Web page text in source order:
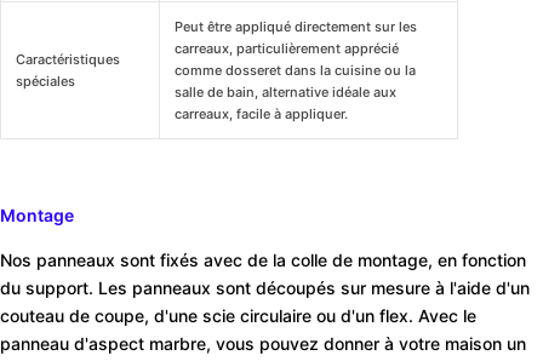
Caractéristiques
spéciales
Peut être appliqué directement sur les
carreaux, particulièrement apprécié
comme dosseret dans la cuisine ou la
salle de bain, alternative idéale aux
carreaux, facile à appliquer.
Montage
Nos panneaux sont fixés avec de la colle de montage, en fonction
du support. Les panneaux sont découpés sur mesure à l'aide d'un
couteau de coupe, d'une scie circulaire ou d'un flex. Avec le
panneau d'aspect marbre, vous pouvez donner à votre maison un